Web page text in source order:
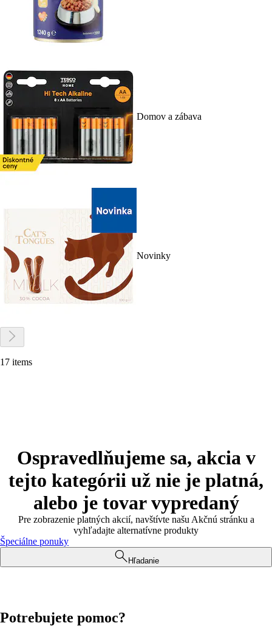
Domov a zábava
Novinky
17 items
Ospravedlňujeme sa, akcia v
tejto kategórii už nie je platná,
alebo je tovar vypredaný
Pre zobrazenie platných akcií, navštívte našu Akčnú stránku a
vyhľadajte alternatívne produkty
Špeciálne ponuky
Hľadanie
Potrebujete pomoc?